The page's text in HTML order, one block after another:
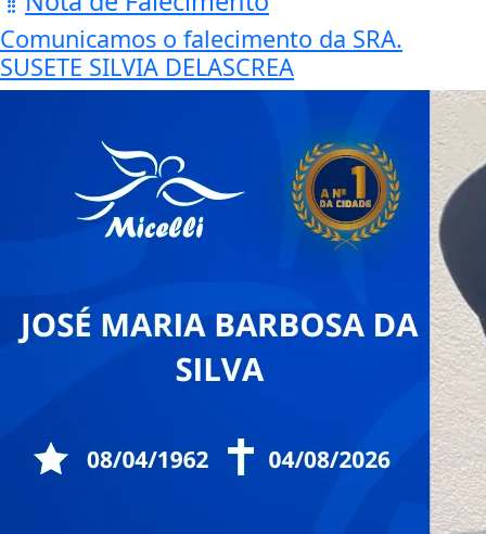
Comunicamos o falecimento da SRA.
SUSETE SILVIA DELASCREA